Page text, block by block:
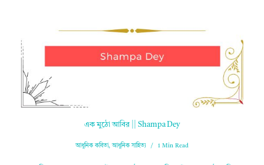
এক মুঠো আবির || Shampa Dey
আধুনিক কবিতা,আধুনিক সাহিত্য 1 Min Read